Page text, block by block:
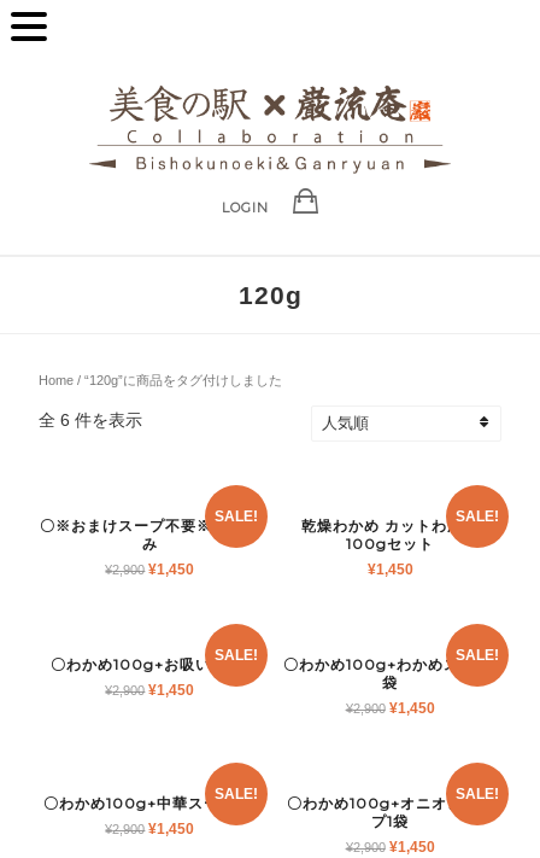
LOGIN
120g
Home / “120g”に商品をタグ付けしました
全 6 件を表示
SALE!
〇※おまけスープ不要※商品の
み
¥2,900 ¥1,450
SALE!
乾燥わかめ カットわかめ
100gセット
¥1,450
SALE!
〇わかめ100g+お吸い物1袋
¥2,900 ¥1,450
SALE!
〇わかめ100g+わかめスープ1
袋
¥2,900 ¥1,450
SALE!
〇わかめ100g+中華スープ1袋
¥2,900 ¥1,450
SALE!
〇わかめ100g+オニオンスー
プ1袋
¥2,900 ¥1,450